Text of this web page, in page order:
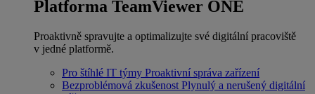
Platforma TeamViewer ONE
Proaktivně spravujte a optimalizujte své digitální pracoviště
v jedné platformě.
Pro štíhlé IT týmy Proaktivní správa zařízení
Bezproblémová zkušenost Plynulý a nerušený digitální